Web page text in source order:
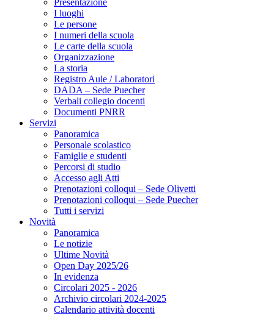
Presentazione
I luoghi
Le persone
I numeri della scuola
Le carte della scuola
Organizzazione
La storia
Registro Aule / Laboratori
DADA – Sede Puecher
Verbali collegio docenti
Documenti PNRR
Servizi
Panoramica
Personale scolastico
Famiglie e studenti
Percorsi di studio
Accesso agli Atti
Prenotazioni colloqui – Sede Olivetti
Prenotazioni colloqui – Sede Puecher
Tutti i servizi
Novità
Panoramica
Le notizie
Ultime Novità
Open Day 2025/26
In evidenza
Circolari 2025 - 2026
Archivio circolari 2024-2025
Calendario attività docenti